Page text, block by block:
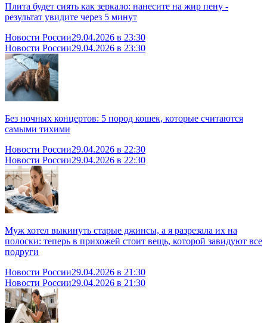
Плита будет сиять как зеркало: нанесите на жир пену -
результат увидите через 5 минут
Новости России29.04.2026 в 23:30
Новости России29.04.2026 в 23:30
Без ночных концертов: 5 пород кошек, которые считаются
самыми тихими
Новости России29.04.2026 в 22:30
Новости России29.04.2026 в 22:30
Муж хотел выкинуть старые джинсы, а я разрезала их на
полоски: теперь в прихожей стоит вещь, которой завидуют все
подруги
Новости России29.04.2026 в 21:30
Новости России29.04.2026 в 21:30